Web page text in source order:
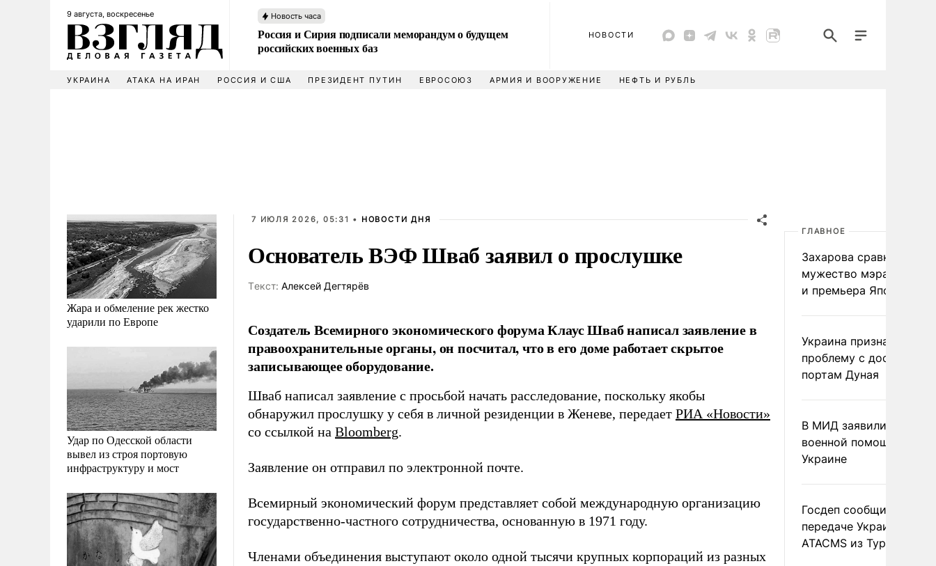
9 августа, воскресенье Новость часа
Россия и Сирия подписали меморандум о будущем
российских военных баз
НОВОСТИ
УКРАИНА АТАКА НА ИРАН РОССИЯ И США ПРЕЗИДЕНТ ПУТИН ЕВРОСОЮЗ АРМИЯ И ВООРУЖЕНИЕ НЕФТЬ И РУБЛЬ
Жара и обмеление рек жестко
ударили по Европе
Удар по Одесской области
вывел из строя портовую
инфраструктуру и мост
7 ИЮЛЯ 2026, 05:31 • НОВОСТИ ДНЯ
Основатель ВЭФ Шваб заявил о прослушке
Tекст: Алексей Дегтярёв
Создатель Всемирного экономического форума Клаус Шваб написал заявление в
правоохранительные органы, он посчитал, что в его доме работает скрытое
записывающее оборудование.
Шваб написал заявление с просьбой начать расследование, поскольку якобы
обнаружил прослушку у себя в личной резиденции в Женеве, передает РИА «Новости»
со ссылкой на Bloomberg.
Заявление он отправил по электронной почте.
Всемирный экономический форум представляет собой международную организацию
государственно-частного сотрудничества, основанную в 1971 году.
Членами объединения выступают около одной тысячи крупных корпораций из разных
ГЛАВНОЕ
Захарова сравнила
мужество мэра
и премьера Японии
Украина признала
проблему с доступом к
портам Дуная
В МИД заявили о
военной помощи
Украине
Госдеп сообщил о
передаче Украине
ATACMS из Турции